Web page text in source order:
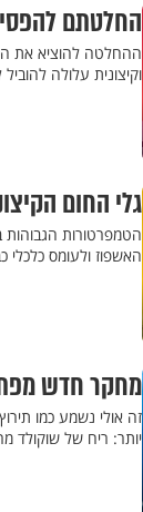
החלטתם
ההחלטה להוציא את
וקיצונית עלולה
גלי החום
הטמפרטורות הגבוהות
האשפוז ולעומס כלכלי
מחקר חדש
זה אולי נשמע כמו
יותר: ריח של שוקולד